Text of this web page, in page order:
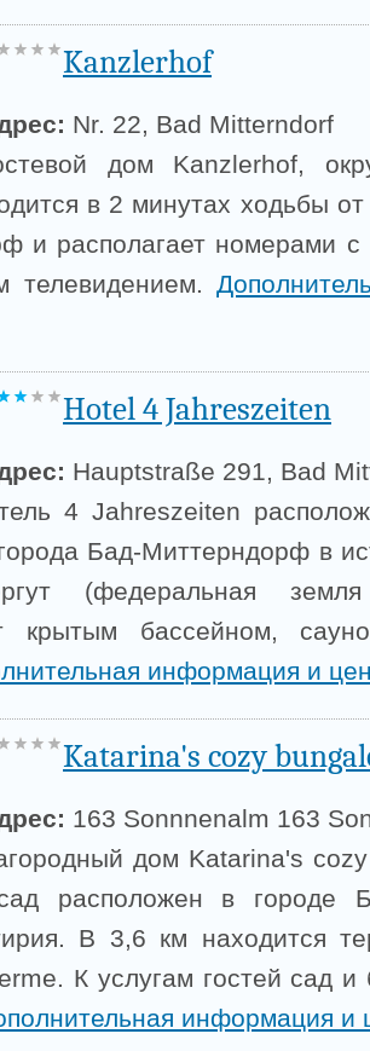
Kanzlerhof
Nr. 22, Bad Mitterndorf
дом Kanzlerhof,
в 2 минутах ходьбы
и располагает номерами
телевидением.
Hotel 4 Jahreszeiten
Hauptstraße 291, Bad
4 Jahreszeiten
Бад-Миттерндорф в
(федеральная
крытым бассейном,
информация и
Katarina's cozy
163 Sonnnenalm 163
дом Katarina's
расположен в городе
В 3,6 км находится
К услугам гостей сад и
информация и